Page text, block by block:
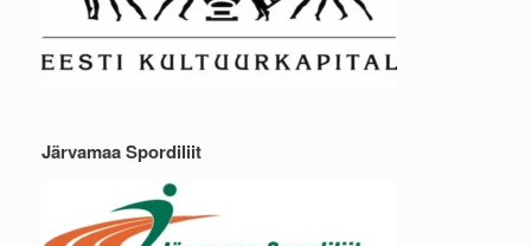
Järvamaa Spordiliit